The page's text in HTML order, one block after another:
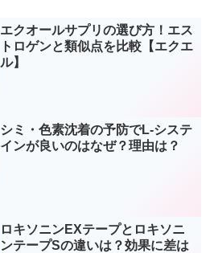
エクオールサプリの選び方！エス
トロゲンと類似点を比較【エクエ
ル】
シミ・色素沈着の予防でL-システ
インが良いのはなぜ？理由は？
ロキソニンEXテープとロキソニ
ンテープSの違いは？効果に差は